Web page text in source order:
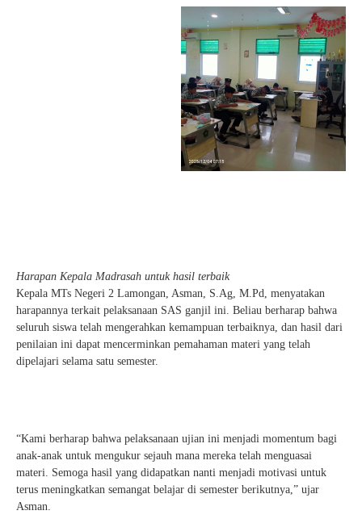
Harapan Kepala Madrasah untuk hasil terbaik
Kepala MTs Negeri 2 Lamongan, Asman, S.Ag, M.Pd, menyatakan
harapannya terkait pelaksanaan SAS ganjil ini. Beliau berharap bahwa
seluruh siswa telah mengerahkan kemampuan terbaiknya, dan hasil dari
penilaian ini dapat mencerminkan pemahaman materi yang telah
dipelajari selama satu semester.
“Kami berharap bahwa pelaksanaan ujian ini menjadi momentum bagi
anak-anak untuk mengukur sejauh mana mereka telah menguasai
materi. Semoga hasil yang didapatkan nanti menjadi motivasi untuk
terus meningkatkan semangat belajar di semester berikutnya,” ujar
Asman.